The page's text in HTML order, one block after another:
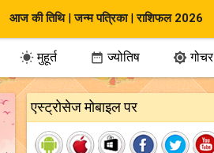
आज की तिथि|जन्म पत्रिका|राशिफल 2026
मुहूर्त  ज्योतिष  गोचर
एस्ट्रोसेज मोबाइल पर